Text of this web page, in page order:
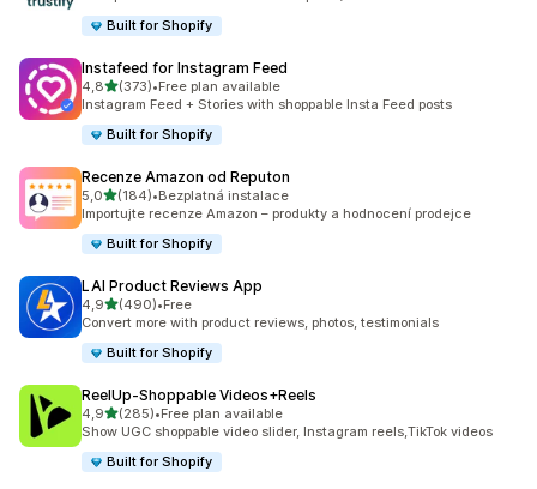
Built for Shopify
Instafeed for Instagram Feed
4,8z 5 hvězd
(373)
Celkový počet recenzí: 373
•Free plan available
Instagram Feed + Stories with shoppable Insta Feed posts
Built for Shopify
Recenze Amazon od Reputon
5,0z 5 hvězd
(184)
Celkový počet recenzí: 184
•Bezplatná instalace
Importujte recenze Amazon – produkty a hodnocení prodejce
Built for Shopify
LAI Product Reviews App
4,9z 5 hvězd
(490)
Celkový počet recenzí: 490
•Free
Convert more with product reviews, photos, testimonials
Built for Shopify
ReelUp‑Shoppable Videos+Reels
4,9z 5 hvězd
(285)
Celkový počet recenzí: 285
•Free plan available
Show UGC shoppable video slider, Instagram reels,TikTok videos
Built for Shopify